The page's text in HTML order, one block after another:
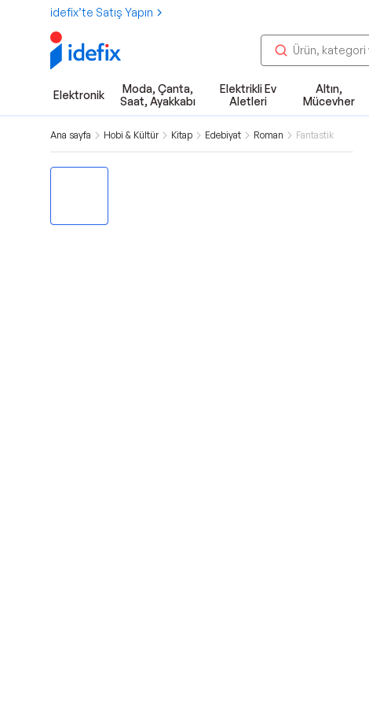
idefix’te Satış Yapın
Elektronik
Moda, Çanta,
Saat, Ayakkabı
Elektrikli Ev
Aletleri
Altın,
Mücevher
Ana sayfa Hobi & Kültür Kitap Edebiyat Roman Fantastik